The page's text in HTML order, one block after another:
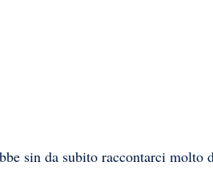
sin da subito raccontarci molto